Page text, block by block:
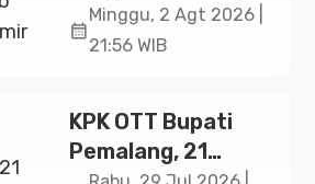
Padati Kirab
Festival Kamir
calendar_month
Minggu, 2 Agt 2026 |
21:56 WIB
KPK OTT Bupati
Pemalang, 21